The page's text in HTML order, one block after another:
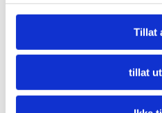
Tillat
tillat
LES MER